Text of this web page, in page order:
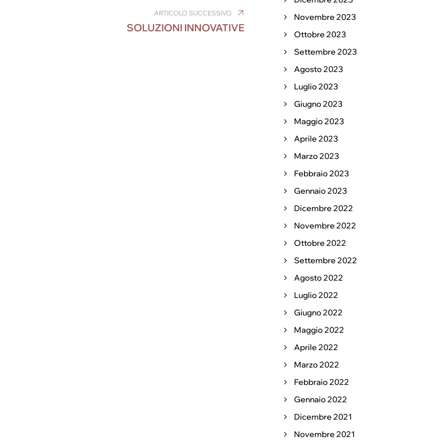
ARTICOLO SUCCESSIVO
SOLUZIONI INNOVATIVE
Novembre 2023
Ottobre 2023
Settembre 2023
Agosto 2023
Luglio 2023
Giugno 2023
Maggio 2023
Aprile 2023
Marzo 2023
Febbraio 2023
Gennaio 2023
Dicembre 2022
Novembre 2022
Ottobre 2022
Settembre 2022
Agosto 2022
Luglio 2022
Giugno 2022
Maggio 2022
Aprile 2022
Marzo 2022
Febbraio 2022
Gennaio 2022
Dicembre 2021
Novembre 2021